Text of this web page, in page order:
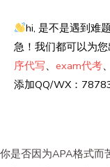
hi, 是不是遇到难
急！我们都可以为
序代写、 exam代考、
添加QQ/WX：
你是否因为APA格式而